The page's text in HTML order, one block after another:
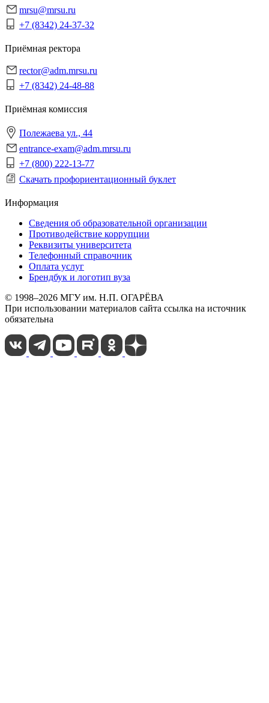
mrsu@mrsu.ru
+7 (8342) 24-37-32
Приёмная ректора
rector@adm.mrsu.ru
+7 (8342) 24-48-88
Приёмная комиссия
Полежаева ул., 44
entrance-exam@adm.mrsu.ru
+7 (800) 222-13-77
Скачать профориентационный буклет
Информация
Сведения об образовательной организации
Противодействие коррупции
Реквизиты университета
Телефонный справочник
Оплата услуг
Брендбук и логотип вуза
© 1998–2026 МГУ им. Н.П. ОГАРЁВА
При использовании материалов сайта ссылка на источник
обязательна